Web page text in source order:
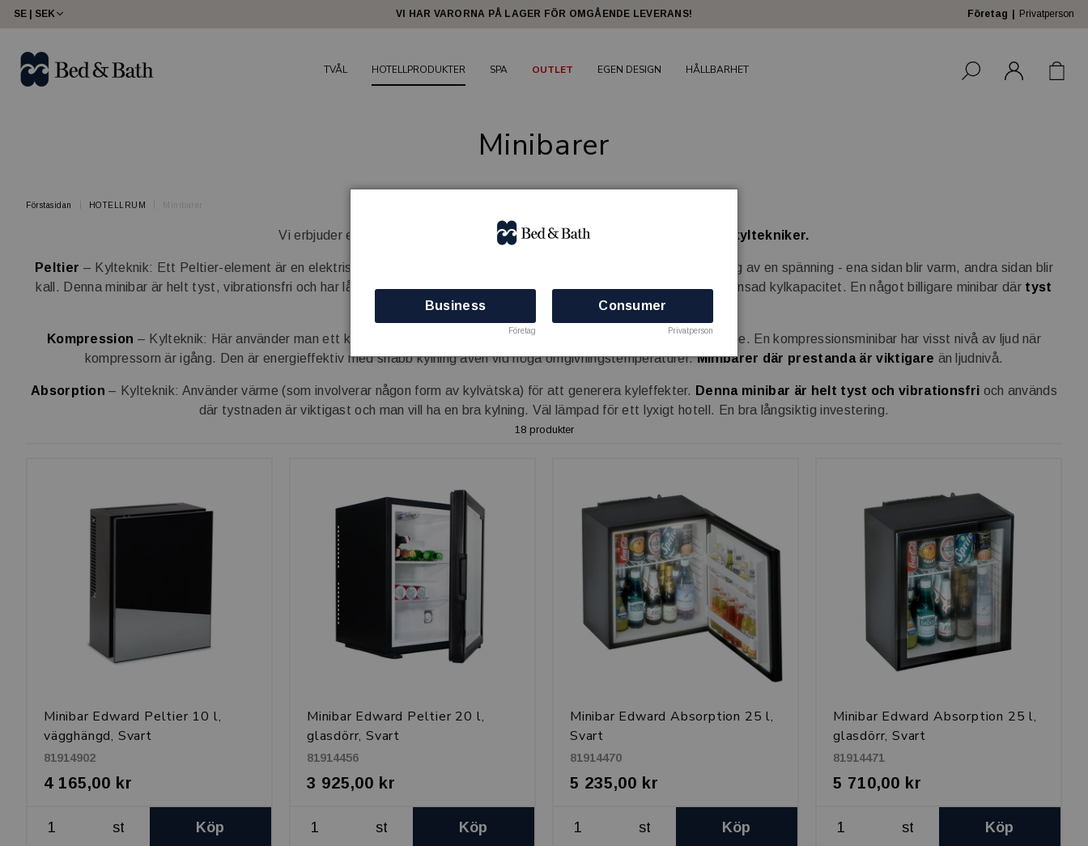
share23
SE | SEK Företag Privatperson
VI HAR VARORNA PÅ LAGER FÖR OMGÅENDE LEVERANS!
TVÅL HOTELLPRODUKTER SPA OUTLET EGEN DESIGN HÅLLBARHET
Minibarer
Förstasidan HOTELLRUM
Vi erbjuder ett mycket stort utbud av minibarer i alla storlekar med tre olika kyltekniker.
Peltier – Kylteknik: Ett Peltier-element är en elektrisk komponent som skapar en temperaturskillnad genom applicering av en spänning - ena sidan blir varm, andra sidan blir
kall. Denna minibar är helt tyst, vibrationsfri och har låg energidrift. Den är känslig för varma miljöer då den då får begränsad kylkapacitet. En något billigare minibar där tyst
drift är viktigast.
Kompression – Kylteknik: Här använder man ett köldmedium som komprimeras och expanderas för att ta bort värme. En kompressionsminibar har visst nivå av ljud när
kompressorn är igång. Den är energieffektiv med snabb kylning även vid höga omgivningstemperaturer.Minibarer där prestanda är viktigare än ljudnivå.
Absorption – Kylteknik: Använder värme (som involverar någon form av kylvätska) för att generera kyleffekter. Denna minibar är helt tyst och vibrationsfri och används
där tystnaden är viktigast och man vill ha en bra kylning. Väl lämpad för ett lyxigt hotell. En bra långsiktig investering.
18 produkter
Minibar Edward Peltier 10 l,
vägghängd, Svart
81914902
4 165,00 kr
st Köp
Minibar Edward Peltier 20 l,
glasdörr, Svart
81914456
3 925,00 kr
st Köp
Minibar Edward Absorption 25 l,
Svart
81914470
5 235,00 kr
st Köp
Minibar Edward Absorption 25 l,
glasdörr, Svart
81914471
5 710,00 kr
st Köp
Business
Företag
Consumer
Privatperson